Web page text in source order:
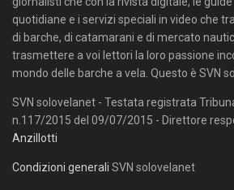
quotidiane e i servizi speciali in video che
di barche, di catamarani e di mercato
trasmettere a voi lettori la loro passione
mondo delle barche a vela. Questo è SVN
SVN solovelanet - Testata registrata
n.117/2015 del 09/07/2015 - Direttore
Anzillotti
Condizioni generali SVN solovelanet